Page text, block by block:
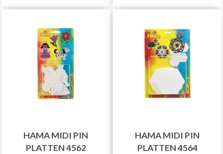
HAMA MIDI PIN
PLATTEN 4562
HAMA MIDI PIN
PLATTEN 4564